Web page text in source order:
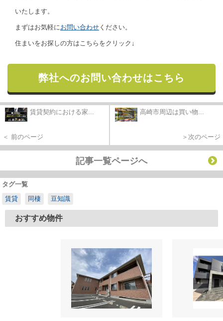
いたします。
まずはお気軽にお問い合わせ ください。
住まいをお探しの方はこちらをクリック↓
弊社へのお問い合わせはこちら
賃貸契約における家...
＜ 前のページ
高崎市周辺は買い物...
＞次のページ
記事一覧ページへ
タグ一覧
賃貸
同棲 豆知識
おすすめ物件